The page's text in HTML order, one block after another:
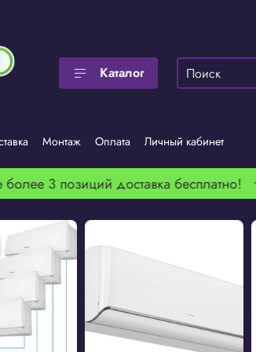
Каталог
Монтаж Оплата Личный кабинет
3 позиций доставка бесплатно! •